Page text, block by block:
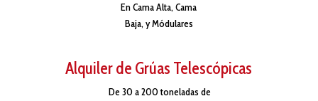
En Cama Alta, Cama
Baja, y Módulares
Alquiler de Grúas Telescópicas
De 30 a 200 toneladas de